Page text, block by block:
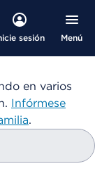
sesión Menú
en varios
Infórmese
.